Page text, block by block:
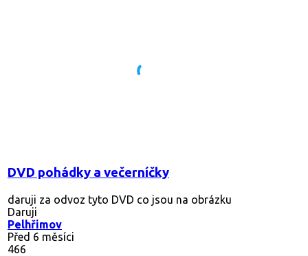
DVD pohádky a večerníčky
daruji za odvoz tyto DVD co jsou na obrázku
Daruji
Pelhřimov
Před 6 měsíci
466